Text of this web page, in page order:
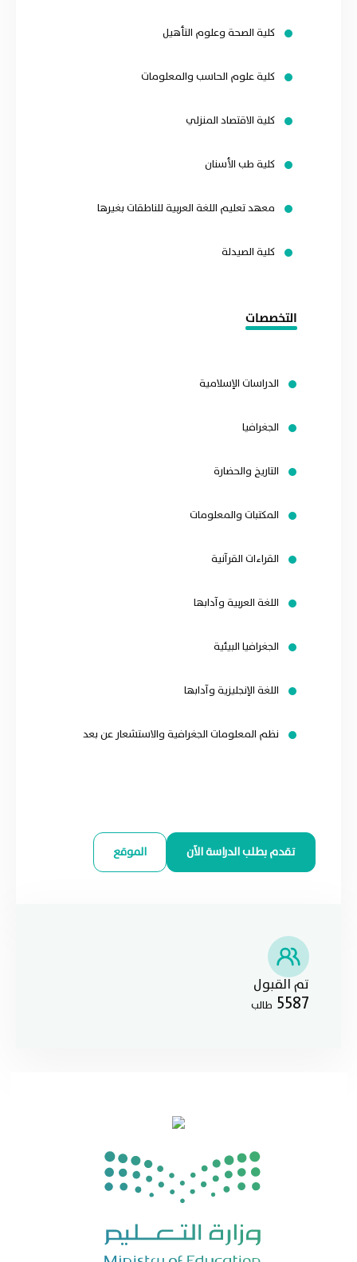
كلية الصحة وعلوم التأهيل
كلية علوم الحاسب والمعلومات
كلية الاقتصاد المنزلي
كلية طب الأسنان
معهد تعليم اللغة العربية للناطقات بغيرها
كلية الصيدلة
التخصصات
الدراسات الإسلامية
الجغرافيا
التاريخ والحضارة
المكتبات والمعلومات
القراءات القرآنية
اللغة العربية وآدابها
الجغرافيا البيئية
اللغة الإنجليزية وآدابها
نظم المعلومات الجغرافية والاستشعار عن بعد
تقدم بطلب الدراسة الآن الموقع
تم القبول
5587 طالب